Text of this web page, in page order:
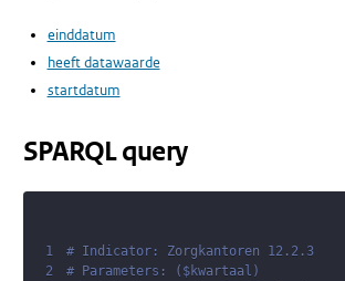
einddatum
heeft datawaarde
startdatum
SPARQL query
1
# Indicator: Zorgkantoren 12.2.3
2
# Parameters: ($kwartaal)